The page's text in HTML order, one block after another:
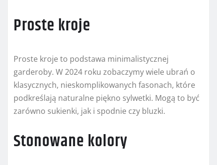
Proste kroje
Proste kroje to podstawa minimalistycznej
garderoby. W 2024 roku zobaczymy wiele ubrań o
klasycznych, nieskomplikowanych fasonach, które
podkreślają naturalne piękno sylwetki. Mogą to być
zarówno sukienki, jak i spodnie czy bluzki.
Stonowane kolory